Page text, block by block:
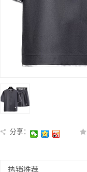
分享：
热销推荐